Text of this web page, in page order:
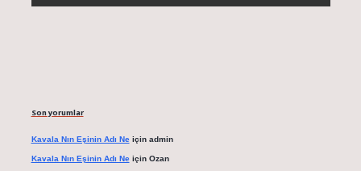
Son yorumlar
Kavala Nın Eşinin Adı Neiçin admin
Kavala Nın Eşinin Adı Neiçin Ozan